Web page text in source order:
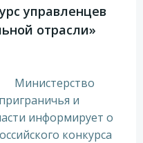
управленцев
отрасли»
Министерство
и
информирует о
конкурса